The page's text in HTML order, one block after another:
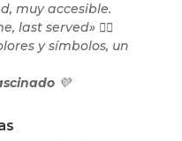
muy accesible.
last served» 👍🏻
y símbolos, un
💜